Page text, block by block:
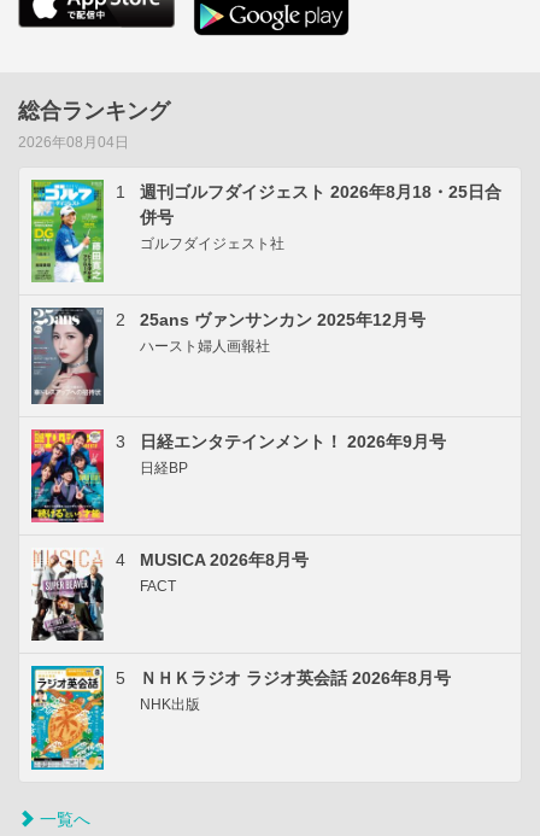
総合ランキング
2026年08月04日
1
週刊ゴルフダイジェスト 2026年8月18・25日合
併号
ゴルフダイジェスト社
2 25ans ヴァンサンカン 2025年12月号
ハースト婦人画報社
3 日経エンタテインメント！ 2026年9月号
日経BP
4 MUSICA 2026年8月号
FACT
5 ＮＨＫラジオ ラジオ英会話 2026年8月号
NHK出版
一覧へ